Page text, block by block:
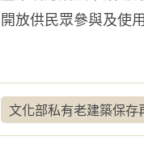
開放供民眾參與及使
文化部私有老建築保存